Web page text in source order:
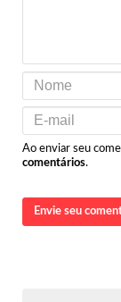
Ao enviar seu
comentários.
Envie seu